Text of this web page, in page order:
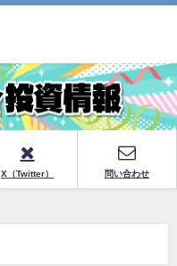
X（Twitter） 問い合わせ